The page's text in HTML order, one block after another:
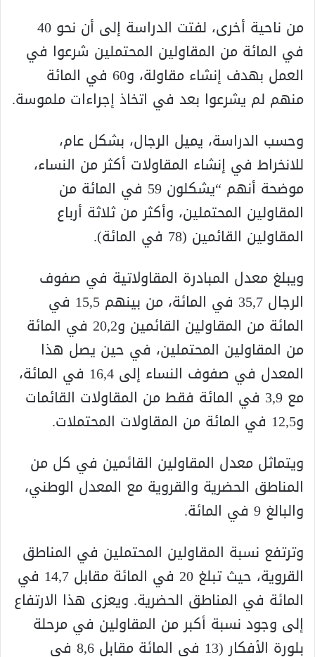
من ناحية أخرى، لفتت الدراسة إلى أن نحو 40
في المائة من المقاولين المحتملين شرعوا في
العمل بهدف إنشاء مقاولة، و60 في المائة
منهم لم يشرعوا بعد في اتخاذ إجراءات ملموسة.
وحسب الدراسة، يميل الرجال، بشكل عام،
للانخراط في إنشاء المقاولات أكثر من النساء،
موضحة أنهم “يشكلون 59 في المائة من
المقاولين المحتملين، وأكثر من ثلاثة أرباع
المقاولين القائمين (78 في المائة).
ويبلغ معدل المبادرة المقاولاتية في صفوف
الرجال 35,7 في المائة، من بينهم 15,5 في
المائة من المقاولين القائمين و20,2 في المائة
من المقاولين المحتملين، في حين يصل هذا
المعدل في صفوف النساء إلى 16,4 في المائة،
مع 3,9 في المائة فقط من المقاولات القائمات
و12,5 في المائة من المقاولات المحتملات.
ويتماثل معدل المقاولين القائمين في كل من
المناطق الحضرية والقروية مع المعدل الوطني،
والبالغ 9 في المائة.
وترتفع نسبة المقاولين المحتملين في المناطق
القروية، حيث تبلغ 20 في المائة مقابل 14,7 في
المائة في المناطق الحضرية. ويعزى هذا الارتفاع
إلى وجود نسبة أكبر من المقاولين في مرحلة
بلورة الأفكار (13 في المائة مقابل 8,6 في